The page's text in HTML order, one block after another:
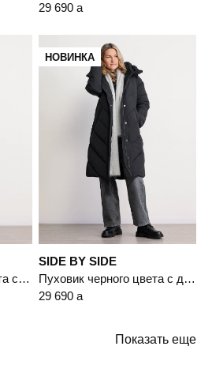
29 690 a
Пуховик бежевого цвета с двойным капюшоном
НОВИНКА
SIDE BY SIDE
Пуховик черного цвета с двойным капюшоном
29 690 a
Показать еще